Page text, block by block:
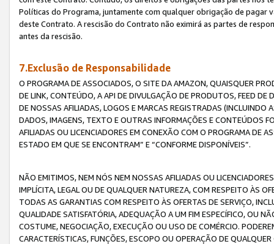
Políticas do Programa, juntamente com qualquer obrigação de
deste Contrato. A rescisão do Contrato não eximirá as partes de
antes da rescisão.
7.Exclusão de Responsabilidade
O PROGRAMA DE ASSOCIADOS, O SITE DA AMAZON, QUAISQUER
DE LINK, CONTEÚDO, A API DE DIVULGAÇÃO DE PRODUTOS, FEED
DE NOSSAS AFILIADAS, LOGOS E MARCAS REGISTRADAS
DADOS, IMAGENS, TEXTO E OUTRAS INFORMAÇÕES E CONTEÚDOS
AFILIADAS OU LICENCIADORES EM CONEXÃO COM O PROGRAMA DE
ESTADO EM QUE SE ENCONTRAM” E “CONFORME DISPONÍVEIS”.
NÃO EMITIMOS, NEM NÓS NEM NOSSAS AFILIADAS OU
IMPLÍCITA, LEGAL OU DE QUALQUER NATUREZA, COM RESPEITO ÀS
TODAS AS GARANTIAS COM RESPEITO ÀS OFERTAS DE SERVIÇO,
QUALIDADE SATISFATÓRIA, ADEQUAÇÃO A UM FIM ESPECÍFICO, OU
COSTUME, NEGOCIAÇÃO, EXECUÇÃO OU USO DE COMÉRCIO.
CARACTERÍSTICAS, FUNÇÕES, ESCOPO OU OPERAÇÃO DE